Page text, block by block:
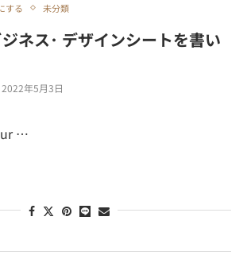
する 未分類
ネス･ デザインシートを書い
2022年5月3日
…